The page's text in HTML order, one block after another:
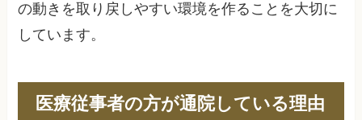
の動きを取り戻しやすい環境を作ることを大切に
しています。
医療従事者の方が通院している理由